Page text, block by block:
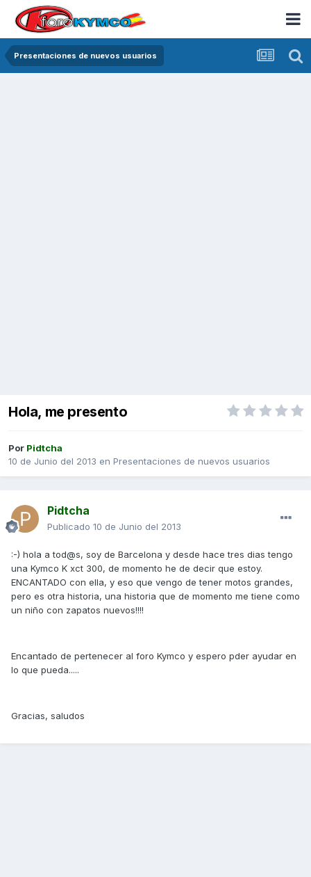
Presentaciones de nuevos usuarios
Hola, me presento
Por Pidtcha
10 de Junio del 2013 en Presentaciones de nuevos usuarios
Pidtcha
Publicado 10 de Junio del 2013
:-) hola a tod@s, soy de Barcelona y desde hace tres dias tengo
una Kymco K xct 300, de momento he de decir que estoy.
ENCANTADO con ella, y eso que vengo de tener motos grandes,
pero es otra historia, una historia que de momento me tiene como
un niño con zapatos nuevos!!!!
Encantado de pertenecer al foro Kymco y espero pder ayudar en
lo que pueda.....
Gracias, saludos